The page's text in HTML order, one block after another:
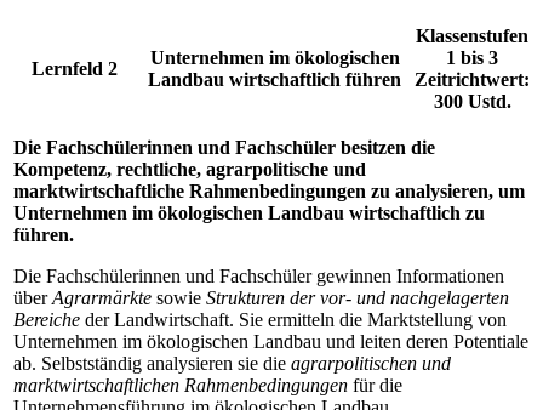
Lernfeld 2
Unternehmen im ökologischen
Landbau wirtschaftlich führen
Klassenstufen
1 bis 3
Zeitrichtwert:
300 Ustd.
Die Fachschülerinnen und Fachschüler besitzen die
Kompetenz, rechtliche, agrarpolitische und
marktwirtschaftliche Rahmenbedingungen zu analysieren, um
Unternehmen im ökologischen Landbau wirtschaftlich zu
führen.
Die Fachschülerinnen und Fachschüler gewinnen Informationen
überAgrarmärkte sowie Strukturen der vor- und nachgelagerten
Bereiche der Landwirtschaft. Sie ermitteln die Marktstellung von
Unternehmen im ökologischen Landbau und leiten deren Potentiale
ab. Selbstständig analysieren sie die agrarpolitischen und
marktwirtschaftlichen Rahmenbedingungen für die